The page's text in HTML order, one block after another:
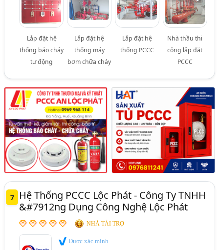
Lắp đặt hệ
thống báo cháy
tự động
Lắp đặt hệ
thống máy
bơm chữa cháy
Lắp đặt hệ
thống PCCC
Nhà thầu thi
công lắp đặt
PCCC
7
Hệ Thống PCCC Lộc Phát - Công Ty TNHH
&#7912ng Dụng Công Nghệ Lộc Phát
NHÀ TÀI TRỢ
Được xác minh